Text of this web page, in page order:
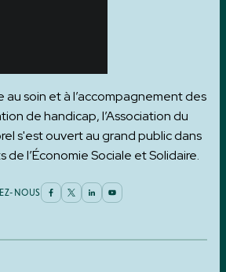
soin et à l’accompagnement des
de handicap, l’Association du
s'est ouvert au grand public dans
de l’Économie Sociale et Solidaire.
NOUS